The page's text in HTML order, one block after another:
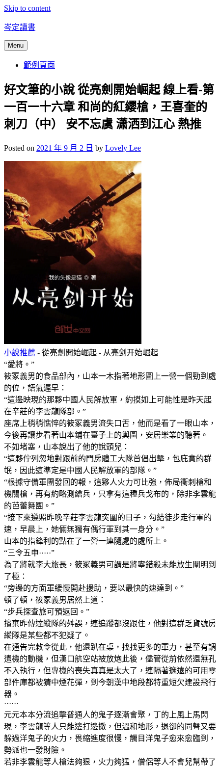
Skip to content
岑定讀書
Menu
範例頁面
好文筆的小說 從亮劍開始崛起 線上看-第
一百一十六章 和尚的紅纓槍，王喜奎的
刺刀（中） 安不忘虞 潇洒到江心 熱推
Posted on 2021 年 9 月 2 日 by Lovely Lee
小說推薦 - 從亮劍開始崛起 - 从亮剑开始崛起
“愛將。”
筱冢義男的食品部內，山本一木指著地形圖上一營一個勁到處
的位，語氣遲早：
“這邊映現的那夥中國人民解放軍，約摸如上可能性是昨天起
在辛莊的李雲龍隊部。”
座席上稍稍憔悴的筱冢義男流失口舌，他而是看了一眼山本，
今後再讓步看著山本鋪在臺子上的輿圖，安居樂業的聽著。
不如堵塞，山本說出了他的說頭兒：
“這夥佇列忽地對跟前的門房體工大隊首倡出擊，包庇賁的群
氓，因此這準定是中國人民解放軍的部隊。”
“根據守備軍團發回的報，這夥人火力可比強，佈局衝刺槍和
機關槍，再有約略測繪兵，只拿有這種兵戈布的，除非李雲龍
的芭蕾舞團。”
“接下來遵照昨晚辛莊李雲龍突圍的日子，勾結徒步走行軍的
速，早晨上，她倆無獨有偶行軍到其一身分。”
山本的指鋒利的點在了一營一連隨處的處所上。
“三令五申·····”
為了將就李大旅長，筱冢義男可謂是將寧錯殺未能放生闡明到
了極：
“旁邊的方面軍緩慢開赴援助，要以最快的速達到。”
頓了頓，筱冢義男居然上道：
“步兵探查旅可預返回。”
擯棄昨傳達縱隊的舛誤，連追蹤都沒跟住，他對這群乏貨號房
縱隊是某些都不犯疑了。
在通告完敕令從此，他還趴在桌，找找更多的軍力，甚至有調
遣機的動機，但漢口航空站被放炮此後，儘管從前依然還無孔
不入執行，但專機的喪失真真是太大了，連隔著邃遠的可用零
部件庫都被猜中煙花彈，到今朝漢中地段都特重短欠建設飛行
器。
······
元元本本分流追擊普通人的鬼子逐漸會聚，丁的上風上馬閃
現，李雲龍等人只能邊打邊撤，但溫和地形，退卻的同聲又要
躲過洋鬼子的火力，畏縮進度很慢，觸目洋鬼子愈來愈臨到，
勢派也一發財險。
若非李雲龍等人槍法夠狠，火力夠猛，僧侶等人不會兒幫帶了